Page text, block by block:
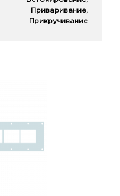
Приваривание,
Прикручивание